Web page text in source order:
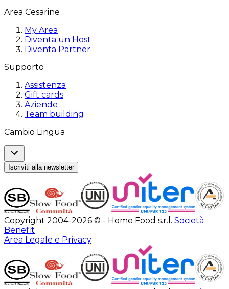
Area Cesarine
My Area
Diventa un Host
Diventa Partner
Supporto
Assistenza
Gift cards
Aziende
Team building
Cambio Lingua
Iscriviti alla newsletter
Copyright 2004-2026 © - Home Food s.r.l. Società
Benefit
Area Legale e Privacy